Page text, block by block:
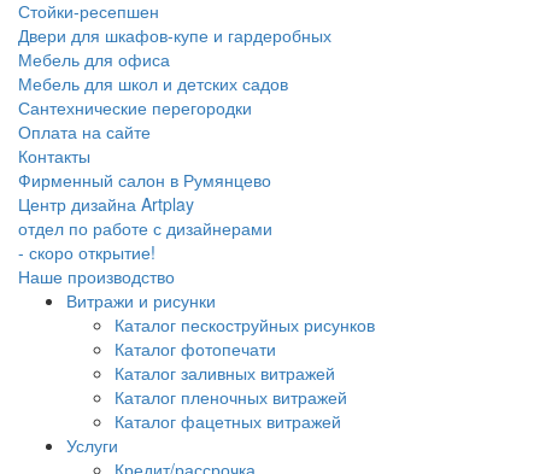
Стойки-ресепшен
Двери для шкафов-купе и гардеробных
Мебель для офиса
Мебель для школ и детских садов
Сантехнические перегородки
Оплата на сайте
Контакты
Фирменный салон в Румянцево
Центр дизайна Artplay
отдел по работе с дизайнерами
- скоро открытие!
Наше производство
Витражи и рисунки
Каталог пескоструйных рисунков
Каталог фотопечати
Каталог заливных витражей
Каталог пленочных витражей
Каталог фацетных витражей
Услуги
Кредит/рассрочка